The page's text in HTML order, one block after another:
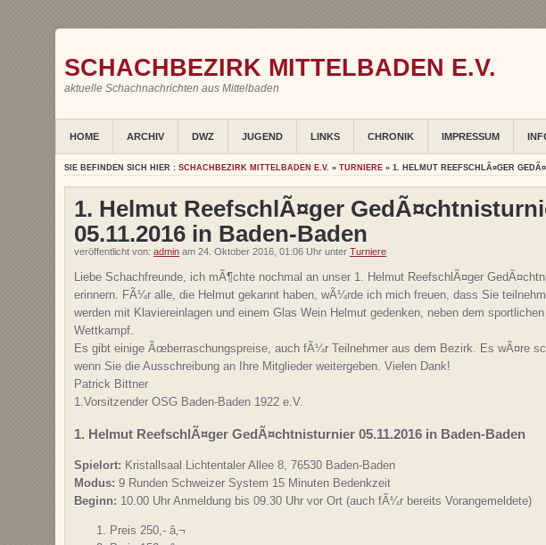
SCHACHBEZIRK MITTELBADEN E.V.
aktuelle Schachnachrichten aus Mittelbaden
HOME ARCHIV DWZ JUGEND LINKS CHRONIK IMPRESSUM
SIE BEFINDEN SICH HIER : SCHACHBEZIRK MITTELBADEN E.V. » TURNIERE » 1. HELMUT REEFSCHLÃ¤GER
1. Helmut ReefschlÃ¤ger
05.11.2016 in Baden-Baden
veröffentlicht von: admin am 24. Oktober 2016, 01:06 Uhr unter Turniere
Liebe Schachfreunde, ich mÃ¶chte nochmal an unser 1. Helmut ReefschlÃ¤ger
erinnern. FÃ¼r alle, die Helmut gekannt haben, wÃ¼rde ich mich freuen, dass Sie
werden mit Klaviereinlagen und einem Glas Wein Helmut gedenken, neben dem sportlichen
Wettkampf.
Es gibt einige Ãœberraschungspreise, auch fÃ¼r Teilnehmer aus dem Bezirk. Es wÃ¤re
wenn Sie die Ausschreibung an Ihre Mitglieder weitergeben. Vielen Dank!
Patrick Bittner
1.Vorsitzender OSG Baden-Baden 1922 e.V.
1. Helmut ReefschlÃ¤ger GedÃ¤chtnisturnier 05.11.2016 in Baden-Baden
Spielort: Kristallsaal Lichtentaler Allee 8, 76530 Baden-Baden
Modus: 9 Runden Schweizer System 15 Minuten Bedenkzeit
Beginn: 10.00 Uhr Anmeldung bis 09.30 Uhr vor Ort (auch fÃ¼r bereits Vorangemeldete)
Preis 250,- â‚¬